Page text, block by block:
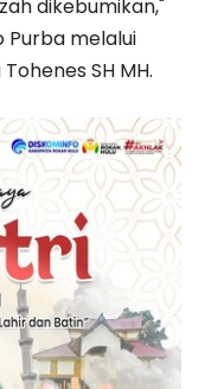
dikebumikan,"
Purba melalui
SH MH.